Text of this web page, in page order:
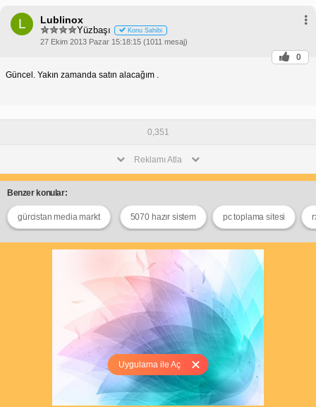
Uygulama ile Aç
L Lublinox
Yüzbaşı Konu Sahibi
27 Ekim 2013 Pazar 15:18:15 (1011 mesaj)
0
Güncel. Yakın zamanda satın alacağım .
0,351
Reklamı Atla
Benzer konular:
gürcistan media markt 5070 hazır sistem pc toplama sitesi